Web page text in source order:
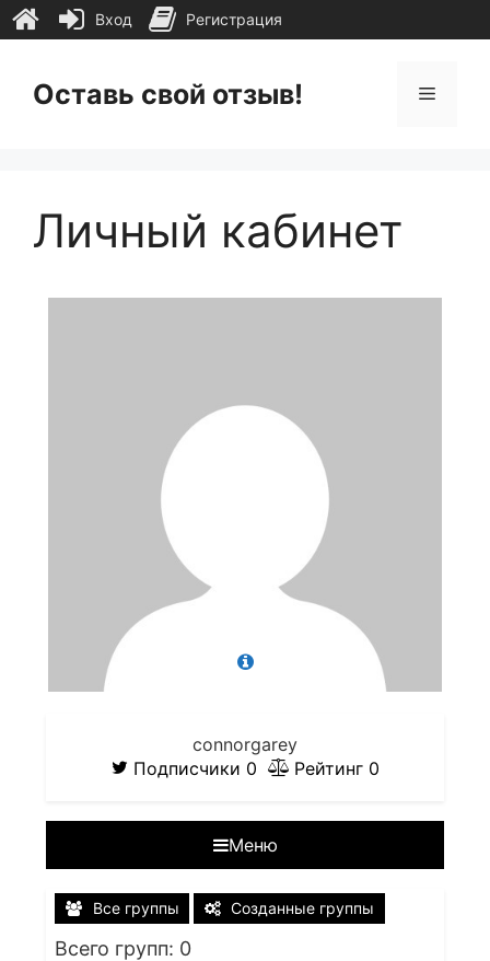
содержимому
Оставь свой отзыв! Меню
Личный кабинет
connorgarey
Подписчики 0 Рейтинг 0
Меню
Все группы Созданные группы
Всего групп: 0
Вход Регистрация